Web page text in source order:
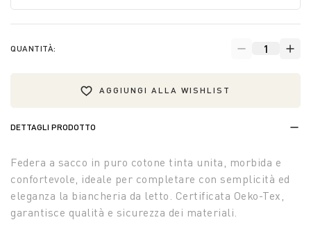
QUANTITÀ:
AGGIUNGI ALLA WISHLIST
DETTAGLI PRODOTTO
Federa a sacco in puro cotone tinta unita, morbida e
confortevole, ideale per completare con semplicità ed
eleganza la biancheria da letto. Certificata Oeko-Tex,
garantisce qualità e sicurezza dei materiali.